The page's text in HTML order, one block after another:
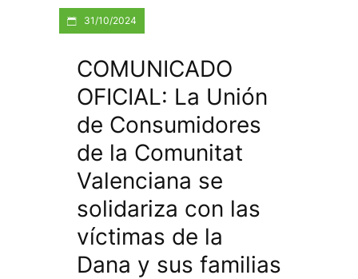
31/10/2024
COMUNICADO
OFICIAL: La Unión
de Consumidores
de la Comunitat
Valenciana se
solidariza con las
víctimas de la
Dana y sus familias